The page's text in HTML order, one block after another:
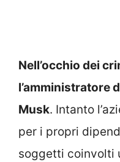
Nell’occhio dei
l’amministratore
Musk. Intanto
per i propri
soggetti coinvolti